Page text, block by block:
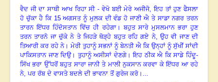
ਵੈਦ ਜੀ ਦਾ ਸਾਥੀ ਆਖ ਰਿਹਾ ਸੀ- ਵੇਖੋ ਬਈ ਮੇਰੇ ਅਜੀਜੋ,ਇਹ ਤਾਂ ਹੁਣ ਫੈਸਲਾ
ਹੋ ਚੁੱਕਾ ਹੈ ਕਿ 15ਅਗਸਤ ਨੂੰ ਮੁਲਕ ਦੀ ਵੰਡ ਹੋ ਜਾਣੀ ਐ ਤੇ ਸਾਡਾ ਨਗਰ ਤਰਨ
ਤਾਰਨ ਇੱਧਰ ਹਿੰਦੋਸਤਾਨ ਵਿੱਚ ਹੀ ਰਹੇਗਾ। ਬਹੁਤ ਸਾਰੇ ਮੁਸਲਮਾਨ ਭਰਾ ਹੁਣ
ਤਰਨ ਤਾਰਨੋ ਜਾ ਚੁੱਕੇ ਨੇ ਤੇ ਜਿਹੜੇ ਥੋੜ੍ਹੇ ਬਹੁਤ ਰਹਿ ਗਏ ਨੇ,ਉਹ ਵੀ ਜਾਣ ਦੀ
ਤਿਆਰੀ ਕਰ ਰਹੇ ਨੇ। ਮੇਰੀ ਤੁਹਾਨੂੰ ਸਭਨਾਂ ਨੂੰ ਬੇਨਤੀ ਐ ਕਿ ਉਨ੍ਹਾਂ ਨੂੰ ਸੁੱਖੀਂ ਸਾਂਦੀ
ਪਾਕਿਸਤਾਨ ਜਾਣ ਦਿਉ। ਤੁਹਾਨੂੰ ਅਸੀਸਾਂ ਦੇਣਗੇ। ਇਹ ਠੀਕ ਐ ਕਿ ਸਾਡੇ ਹਿੰਦੂ-
ਸਿੱਖ ਭਰਾ ਉੱਧਰੋਂ ਬਹੁਤ ਸਾਰਾ ਜਾਨੀ ਤੇ ਮਾਲੀ ਨੁਕਸਾਨ ਕਰਵਾ ਕੇ ਇੱਧਰ ਆ ਰਹੇ
ਨੇ, ਪਰ ਰੱਬ ਦੇ ਵਾਸਤੇ ਬਦਲੇ ਦੀ ਭਾਵਨਾ ਤੋਂ ਗੁਰੇਜ ਕਰੋ। ...